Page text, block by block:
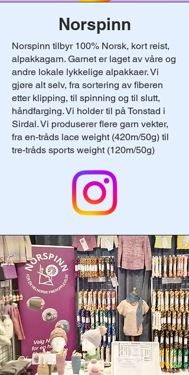
Norspinn
Norspinn tilbyr 100% Norsk, kort reist,
alpakkagarn. Garnet er laget av våre og
andre lokale lykkelige alpakkaer. Vi
gjøre alt selv, fra sortering av fiberen
etter klipping, til spinning og til slutt,
håndfarging. Vi holder til på Tonstad i
Sirdal. Vi produserer flere garn vekter,
fra en-tråds lace weight (420m/50g) til
tre-tråds sports weight (120m/50g)